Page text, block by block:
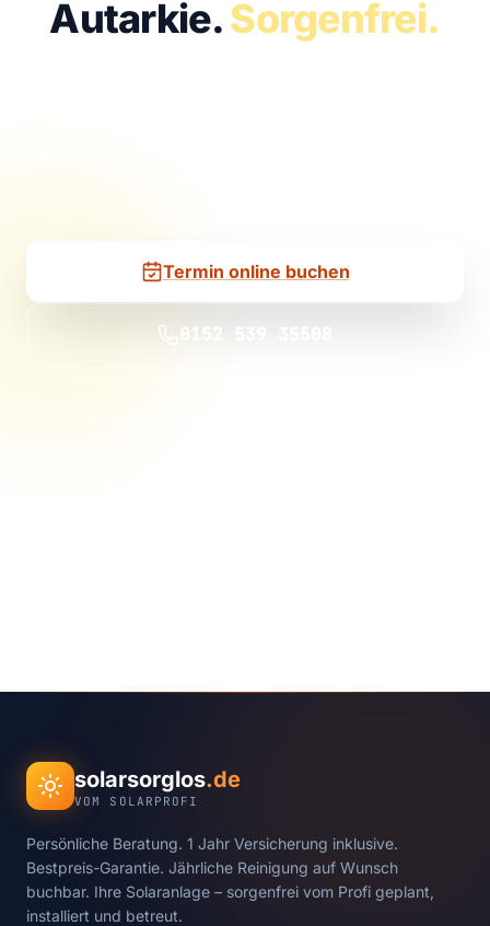
Autarkie.Sorgenfrei.
Termin online buchen
0152 539 35508
solarsorglos.de
VOM SOLARPROFI
Persönliche Beratung. 1 Jahr Versicherung inklusive.
Bestpreis-Garantie. Jährliche Reinigung auf Wunsch
buchbar. Ihre Solaranlage – sorgenfrei vom Profi geplant,
installiert und betreut.